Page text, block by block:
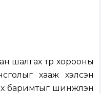
шалгах түр хорооны
хааж хэлсэн
баримтыг шинжлэн